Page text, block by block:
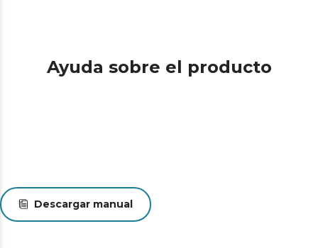
Ayuda sobre el producto
Descargar manual